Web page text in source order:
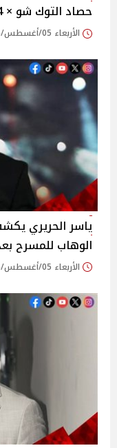
حصاد التوك شو × 24 ساعة
الأربعاء 05/أغسطس/2026 - 01:42 ص
ياسر الحريري
الوهاب للمسرح
الأربعاء 05/أغسطس/2026 - 12:18 ص